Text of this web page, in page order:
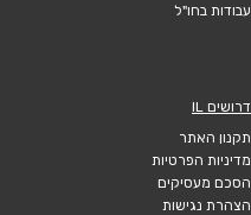
עבודות בחו"ל
דרושים IL
תקנון האתר
מדיניות הפרטיות
הסכם מעסיקים
הצהרת נגישות